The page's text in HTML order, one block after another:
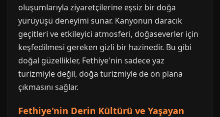
oluşumlarıyla ziyaretçilerine eşsiz bir doğa
yürüyüşü deneyimi sunar. Kanyonun daracık
geçitleri ve etkileyici atmosferi, doğaseverler için
keşfedilmesi gereken gizli bir hazinedir. Bu gibi
doğal güzellikler, Fethiye'nin sadece yaz
turizmiyle değil, doğa turizmiyle de ön plana
çıkmasını sağlar.
Fethiye'nin Derin Kültürü ve Yaşayan